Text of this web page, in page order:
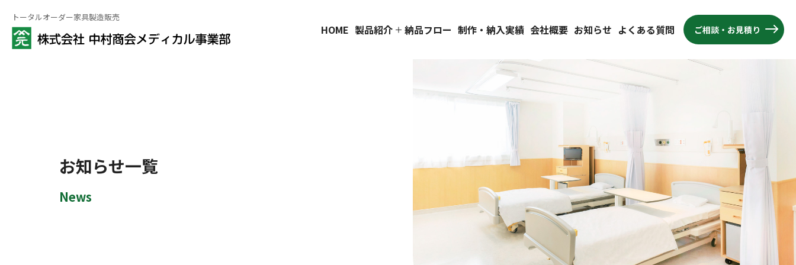
トータルオーダー家具製造販売
HOME 製品紹介 納品フロー 制作・納入実績 会社概要 お知らせ よくある質問 ご相談・お見積り
お知らせ一覧
News